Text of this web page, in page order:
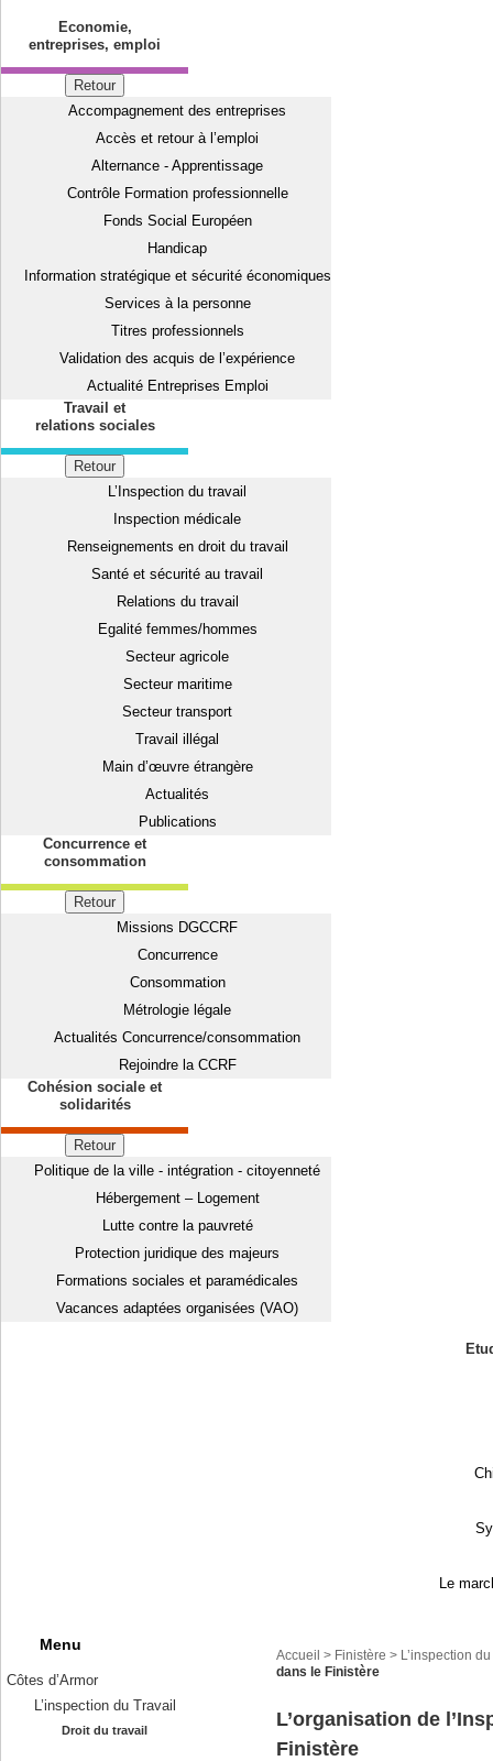
Economie,
entreprises, emploi
Retour
Accompagnement des entreprises
Accès et retour à l’emploi
Alternance - Apprentissage
Contrôle Formation professionnelle
Fonds Social Européen
Handicap
Information stratégique et sécurité économiques
Services à la personne
Titres professionnels
Validation des acquis de l’expérience
Actualité Entreprises Emploi
Travail et
relations sociales
Retour
L’Inspection du travail
Inspection médicale
Renseignements en droit du travail
Santé et sécurité au travail
Relations du travail
Egalité femmes/hommes
Secteur agricole
Secteur maritime
Secteur transport
Travail illégal
Main d’œuvre étrangère
Actualités
Publications
Concurrence et
consommation
Retour
Missions DGCCRF
Concurrence
Consommation
Métrologie légale
Actualités Concurrence/consommation
Rejoindre la CCRF
Cohésion sociale et
solidarités
Retour
Politique de la ville - intégration - citoyenneté
Hébergement – Logement
Lutte contre la pauvreté
Protection juridique des majeurs
Formations sociales et paramédicales
Vacances adaptées organisées (VAO)
Le
Menu
Côtes d’Armor
L’inspection du Travail
Droit du travail
Accueil > Finistère > L’inspection
dans le Finistère
L’organisation de
Finistère